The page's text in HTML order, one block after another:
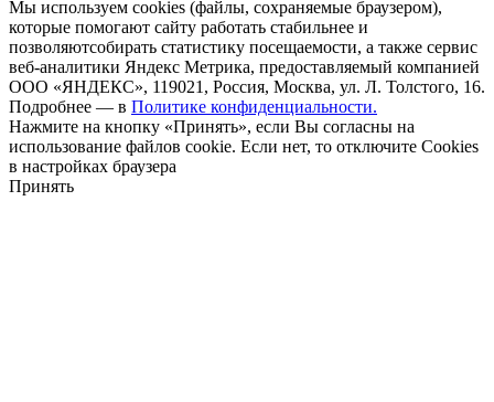
Мы используем cookies (файлы, сохраняемые браузером),
которые помогают сайту работать стабильнее и
позволяютсобирать статистику посещаемости, а также сервис
веб-аналитики Яндекс Метрика, предоставляемый компанией
ООО «ЯНДЕКС», 119021, Россия, Москва, ул. Л. Толстого, 16.
Подробнее — в Политике конфиденциальности.
Нажмите на кнопку «Принять», если Вы согласны на
использование файлов cookie. Если нет, то отключите Cookies
в настройках браузера
Принять